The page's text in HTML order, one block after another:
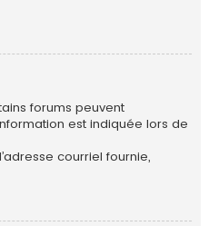
forums peuvent
est indiquée lors de
courriel fournie,